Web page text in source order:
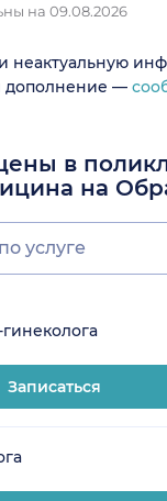
на 09.08.2026
неактуальную
дополнение —
в
на
Записаться